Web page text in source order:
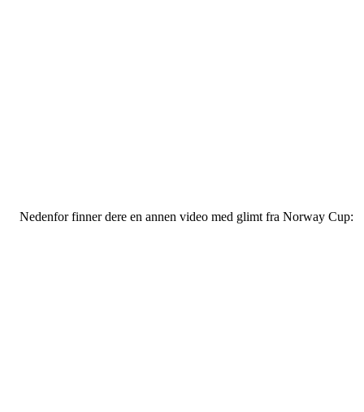
Nedenfor finner dere en annen video med glimt fra Norway Cup: